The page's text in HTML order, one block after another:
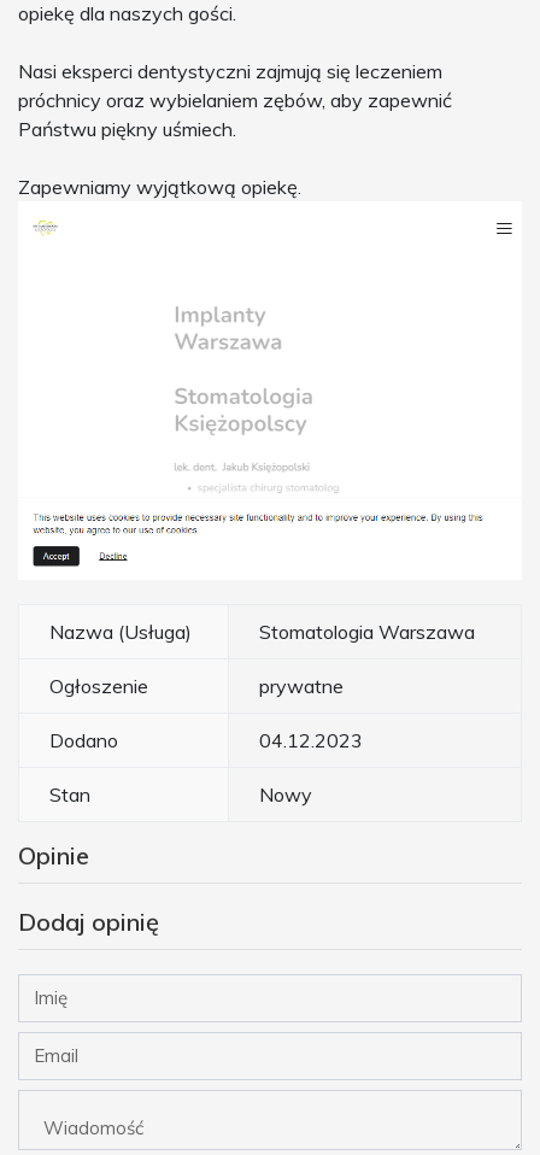
opiekę dla naszych gości.
Nasi eksperci dentystyczni zajmują się leczeniem
próchnicy oraz wybielaniem zębów, aby zapewnić
Państwu piękny uśmiech.
Zapewniamy wyjątkową opiekę.
Nazwa (Usługa) Stomatologia Warszawa
Ogłoszenie prywatne
Dodano 04.12.2023
Stan Nowy
Opinie
Dodaj opinię